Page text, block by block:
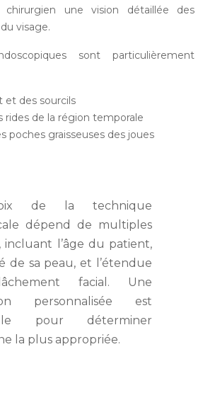
chirurgien une vision détaillée des
visage.
sont particulièrement
et des sourcils
rides de la région temporale
poches graisseuses des joues
de la technique
dépend de multiples
incluant l’âge du patient,
de sa peau, et l’étendue
facial. Une
personnalisée est
pour déterminer
la plus appropriée.